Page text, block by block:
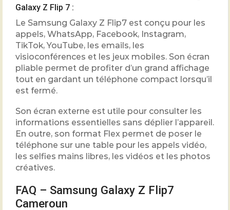
Galaxy Z Flip 7 :
Le Samsung Galaxy Z Flip7 est conçu pour les
appels, WhatsApp, Facebook, Instagram,
TikTok, YouTube, les emails, les
visioconférences et les jeux mobiles. Son écran
pliable permet de profiter d’un grand affichage
tout en gardant un téléphone compact lorsqu’il
est fermé.
Son écran externe est utile pour consulter les
informations essentielles sans déplier l’appareil.
En outre, son format Flex permet de poser le
téléphone sur une table pour les appels vidéo,
les selfies mains libres, les vidéos et les photos
créatives.
FAQ – Samsung Galaxy Z Flip7
Cameroun